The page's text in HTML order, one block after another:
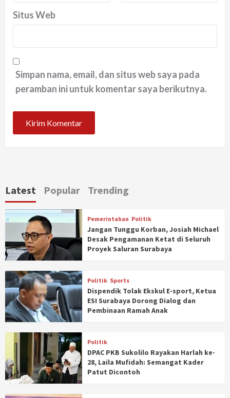
Situs Web
Simpan nama, email, dan situs web saya pada
peramban ini untuk komentar saya berikutnya.
Latest Popular Trending
Pemerintahan Politik
Jangan Tunggu Korban, Josiah Michael
Desak Pengamanan Ketat di Seluruh
Proyek Saluran Surabaya
Politik Sports
Dispendik Tolak Ekskul E-sport, Ketua
ESI Surabaya Dorong Dialog dan
Pembinaan Ramah Anak
Politik
DPAC PKB Sukolilo Rayakan Harlah ke-
28, Laila Mufidah: Semangat Kader
Patut Dicontoh